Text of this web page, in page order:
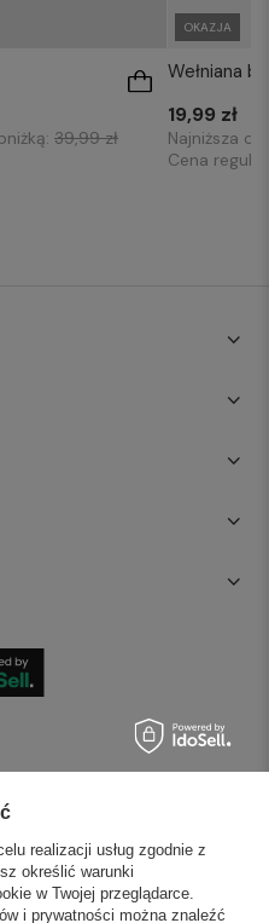
39,99 zł
OKAZJA
Wełniana
19,99 zł
Najniższa
Cena
realizacji usług zgodnie z
określić warunki
w Twojej przeglądarce.
i prywatności można znaleźć